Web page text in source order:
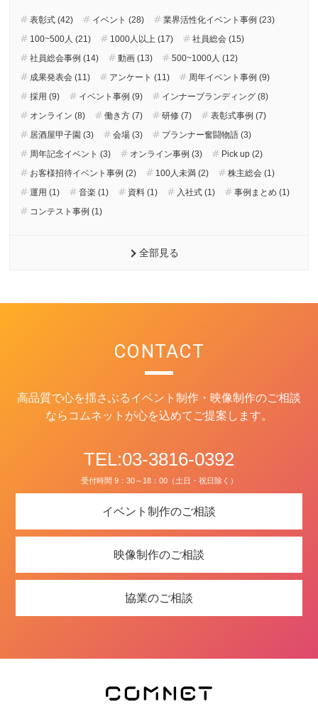
表彰式 (42) イベント (28)
業界活性化イベント事例 (23)
100~500人 (21)
1000人以上 (17)
社員総会 (15)
社員総会事例 (14)
動画 (13)
500~1000人 (12)
成果発表会 (11)
アンケート (11)
周年イベント事例 (9)
採用 (9)
イベント事例 (9)
インナーブランディング (8)
オンライン (8)
働き方 (7) 研修 (7)
表彰式事例 (7)
居酒屋甲子園 (3)
会場 (3)
プランナー奮闘物語 (3)
周年記念イベント (3)
オンライン事例 (3)
Pick up (2)
お客様招待イベント事例 (2)
100人未満 (2)
株主総会 (1)
運用 (1)
音楽 (1) 資料 (1) 入社式 (1)
事例まとめ (1)
コンテスト事例 (1)
全部見る
CONTACT
高品質で心を揺さぶるイベント制作・映像制作のご相談
ならコムネットが心を込めてご提案します。
TEL:03-3816-0392
受付時間 9：30～18：00（土日・祝日除く）
イベント制作のご相談
映像制作のご相談
協業のご相談